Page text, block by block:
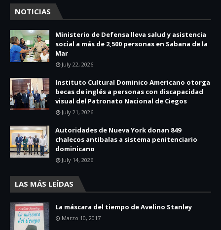
NOTICIAS
Ministerio de Defensa lleva salud y asistencia
social a más de 2,500 personas en Sabana de la
Mar
July 22, 2026
Instituto Cultural Dominico Americano otorga
becas de inglés a personas con discapacidad
visual del Patronato Nacional de Ciegos
July 21, 2026
Autoridades de Nueva York donan 849
chalecos antibalas a sistema penitenciario
dominicano
July 14, 2026
LAS MÁS LEÍDAS
La máscara del tiempo de Avelino Stanley
Marzo 10, 2017